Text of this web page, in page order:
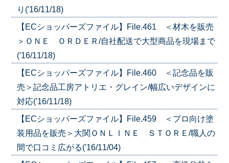
り('16/11/18)
【ECショッパーズファイル】File.461 ＜材木を販売
＞ＯＮＥ ＯＲＤＥＲ/自社配送で大型商品を現場まで
('16/11/18)
【ECショッパーズファイル】File.460 ＜記念品を販
売＞記念品工房アトリエ・グレイン/幅広いデザインに
対応('16/11/18)
【ECショッパーズファイル】File.459 ＜プロ向け塗
装用品を販売＞大関ＯＮＬＩＮＥ ＳＴＯＲＥ/職人の
間で口コミ広がる('16/11/04)